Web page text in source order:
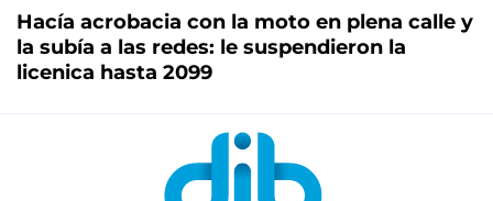
Hacía acrobacia con la moto en plena calle y
la subía a las redes: le suspendieron la
licenica hasta 2099